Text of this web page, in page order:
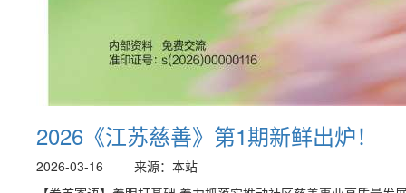
2026《江苏慈善》第1期新鲜出炉！
2026-03-16
来源：本站